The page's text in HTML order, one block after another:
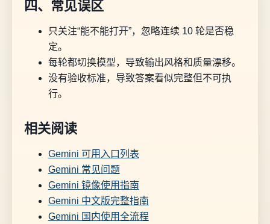
四、常见误区
只关注“能不能打开”，忽略连续 10 轮是否稳
定。
每轮都切换模型，导致输出风格和质量漂移。
没有验收标准，导致答案看似完整但不可执
行。
相关阅读
Gemini 可用入口列表
Gemini 常见问题
Gemini 镜像使用指南
Gemini 中文版完整指南
Gemini 国内使用全流程